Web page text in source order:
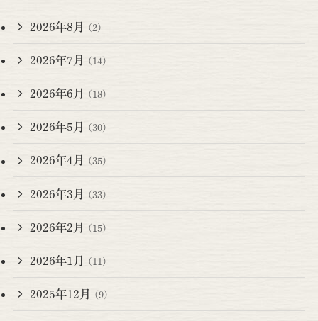
2026年8月 (2)
2026年7月 (14)
2026年6月 (18)
2026年5月 (30)
2026年4月 (35)
2026年3月 (33)
2026年2月 (15)
2026年1月 (11)
2025年12月 (9)